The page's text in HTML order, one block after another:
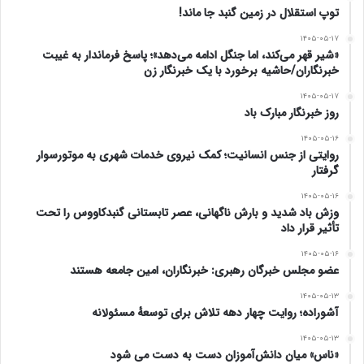
طی تماشای محتوای پورنوگرافی مرتبط بود.
به بیان دیگر این تمایل بیشتر حالت اعتیاد و احساس
نیاز داشته است تا علاقه درونی به مشاهده
مانند اتفاقی که برای یک معتاد به مواد مخدر رخ می
دهد!
مردانی که رفتار جنسی اجباری داشتند در عین حال
گزارش دادند که در سنین پایین‌ تر شروع به تماشای
محتوای پورنوگرافی کرده ‌اند و شدت آن نیز در مقایسه با
گروه سالم بسیار بیشتر بوده است.
توپ استقلال در زمین گنبد جا ماند!
۱۴۰۵-۰۵-۱۷
«شیر قهر می‌کند، اما جنگل ادامه می‌دهد»؛ پاسخ فرماندار به غیبت
خبرنگاران/حاشیه برخورد با یک خبرنگار زن
۱۴۰۵-۰۵-۱۷
روز خبرنگار مبارک باد
۱۴۰۵-۰۵-۱۶
روایتی از جنس انسانیت؛ کمک نیروی خدمات شهری به موتورسوار
گرفتار
۱۴۰۵-۰۵-۱۶
وزش باد شدید و بارش ناگهانی، عصر تابستانی گنبدکاووس را تحت
تأثیر قرار داد
۱۴۰۵-۰۵-۱۶
عضو مجلس خبرگان رهبری: خبرنگاران، امین جامعه هستند
۱۴۰۵-۰۵-۱۳
آشوراده؛ روایت چهار دهه تلاش برای توسعهٔ مسئولانه
۱۴۰۵-۰۵-۱۳
«ناس» میان دانش‌آموزان دست به دست می شود